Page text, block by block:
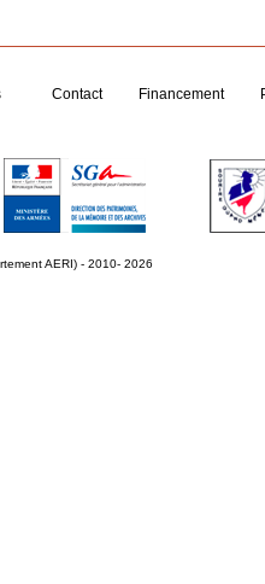
Contact Financement
AERI) - 2010- 2026